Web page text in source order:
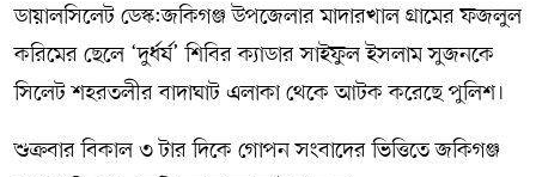
ডায়ালসিলেট ডেস্ক:জকিগঞ্জ উপজেলার মাদারখাল গ্রামের ফজলুল
করিমের ছেলে ‘দুর্ধর্ষ’ শিবির ক্যাডার সাইফুল ইসলাম সুজনকে
সিলেট শহরতলীর বাদাঘাট এলাকা থেকে আটক করেছে পুলিশ।
শুক্রবার বিকাল ৩ টার দিকে গোপন সংবাদের ভিত্তিতে জকিগঞ্জ